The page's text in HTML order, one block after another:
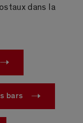
dans la
bars